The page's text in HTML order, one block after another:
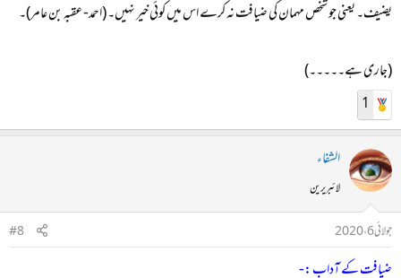
یضیف۔ یعنی جو شخص مہمان کی ضیافت نہ کرے اس میں کوئی خیر نہیں۔(احمد-عقبہ بن عامر)۔
(جاری ہے۔۔۔۔۔)
1
الشفاء
لائبریرین
جولائی 6، 2020
#8
ضیافت کے آداب :-